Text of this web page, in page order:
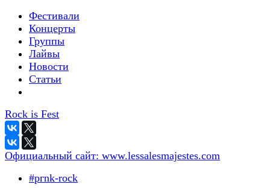
Фестивали
Концерты
Группы
Лайвы
Новости
Статьи
Rock is Fest
Официальный сайт: www.lessalesmajestes.com
#pгnk-roсk